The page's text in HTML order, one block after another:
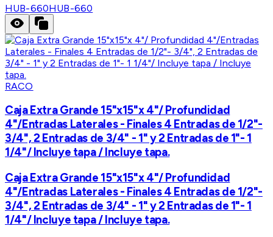
HUB-660HUB-660
RACO
Caja Extra Grande 15"x15"x 4"/ Profundidad
4"/Entradas Laterales - Finales 4 Entradas de 1/2"-
3/4", 2 Entradas de 3/4" - 1" y 2 Entradas de 1"- 1
1/4"/ Incluye tapa / Incluye tapa.
Caja Extra Grande 15"x15"x 4"/ Profundidad
4"/Entradas Laterales - Finales 4 Entradas de 1/2"-
3/4", 2 Entradas de 3/4" - 1" y 2 Entradas de 1"- 1
1/4"/ Incluye tapa / Incluye tapa.